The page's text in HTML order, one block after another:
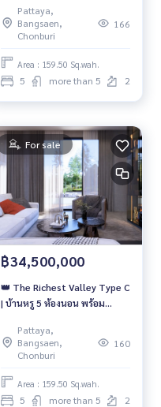
34.5 ล้าน
Pattaya,
Bangsaen,
Chonburi
166
Area : 159.50 Sq.wah.
5 more than 5 2
For sale
฿34,500,000
👑 The Richest Valley Type C
| บ้านหรู 5 ห้องนอน พร้อม
Pattaya,
Bangsaen,
Chonburi
160
Area : 159.50 Sq.wah.
5 more than 5 2